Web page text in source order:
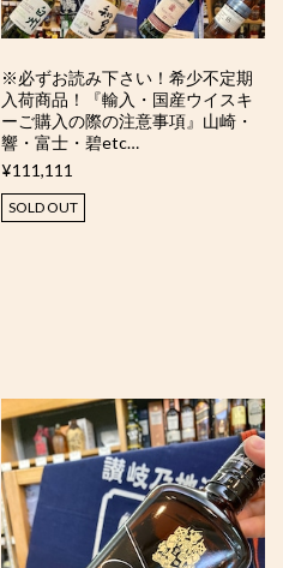
※必ずお読み下さい！希少不定期
入荷商品！『輸入・国産ウイスキ
ーご購入の際の注意事項』山崎・
響・富士・碧etc…
¥111,111
SOLD OUT